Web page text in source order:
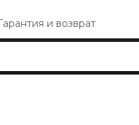
и возврат